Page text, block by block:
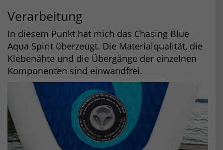
Verarbeitung
In diesem Punkt hat mich das Chasing Blue
Aqua Spirit überzeugt. Die Materialqualität, die
Klebenähte und die Übergänge der einzelnen
Komponenten sind einwandfrei.